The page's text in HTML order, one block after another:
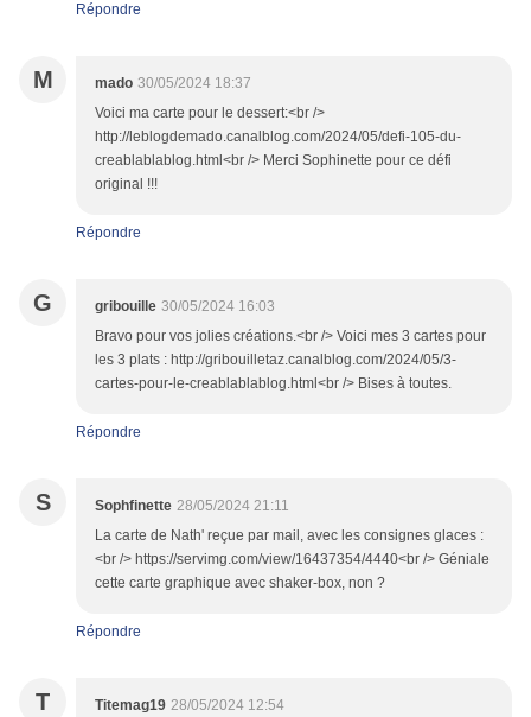
Répondre
M mado 30/05/2024 18:37
Voici ma carte pour le dessert:<br />
http://leblogdemado.canalblog.com/2024/05/defi-105-du-
creablablablog.html<br /> Merci Sophinette pour ce défi
original !!!
Répondre
G gribouille 30/05/2024 16:03
Bravo pour vos jolies créations.<br /> Voici mes 3 cartes pour
les 3 plats : http://gribouilletaz.canalblog.com/2024/05/3-
cartes-pour-le-creablablablog.html<br /> Bises à toutes.
Répondre
S Sophfinette 28/05/2024 21:11
La carte de Nath' reçue par mail, avec les consignes glaces :
<br /> https://servimg.com/view/16437354/4440<br /> Géniale
cette carte graphique avec shaker-box, non ?
Répondre
T Titemag19 28/05/2024 12:54